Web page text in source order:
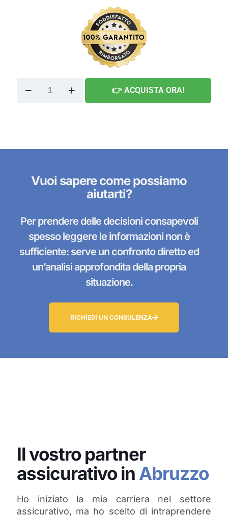
👉 ACQUISTA ORA!
Vuoi sapere come possiamo
aiutarti?
Per prendere delle decisioni consapevoli
spesso leggere le informazioni non è
sufficiente: serve un confronto diretto ed
un’analisi approfondita della propria
situazione.
RICHIEDI UN CONSULENZA
Il vostro partner
assicurativo in Abruzzo
Ho iniziato la mia carriera nel settore
assicurativo, ma ho scelto di intraprendere